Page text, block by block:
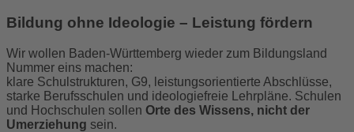
Bildung ohne Ideologie – Leistung fördern
Wir wollen Baden-Württemberg wieder zum Bildungsland
Nummer eins machen:
klare Schulstrukturen, G9, leistungsorientierte Abschlüsse,
starke Berufsschulen und ideologiefreie Lehrpläne. Schulen
und Hochschulen sollen Orte des Wissens, nicht der
Umerziehung sein.